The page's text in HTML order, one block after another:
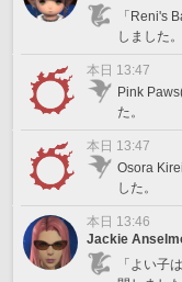
「Reni's
しました。
本日 13:47
Pink
た。
本日 13:47
Osora
した。
本日 13:46
Jackie
「よい子